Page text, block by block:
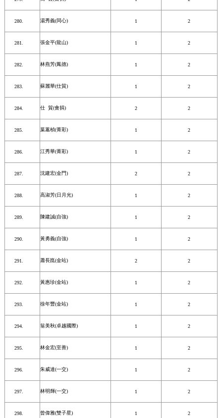
湯秀義(同心) 1 2
張金平(龍山) 1 2
林燕芳(鳳德) 1 2
蘇麗華(仕貿) 1 2
仕 貿(會捐) 2 2
葉蕙楨(菁彩) 1 2
江秀華(菁彩) 1 2
沈建宏(金門) 2 2
高淑芳(日月光) 1 2
陳建誠(自強) 1 2
黃勇義(自強) 1 2
蕭長崑(金站) 2 2
黃惠珍(金站) 1 2
徐年豐(金站) 1 2
翁美秋(卓越國際) 1 2
林金宏(至善) 1 2
朱威達(一交) 1 2
林明輝(一交) 1 2
曾偉雅(雙子星) 1 2